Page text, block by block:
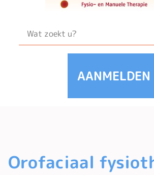
AANMELDEN
Orofaciaal